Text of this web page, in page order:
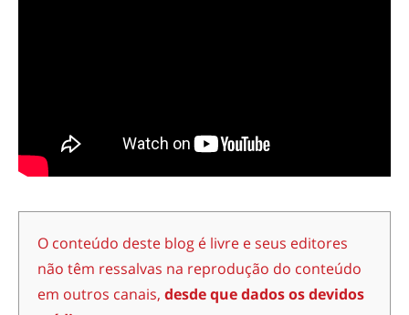
O conteúdo deste blog é livre e seus editores
não têm ressalvas na reprodução do conteúdo
em outros canais, desde que dados os devidos